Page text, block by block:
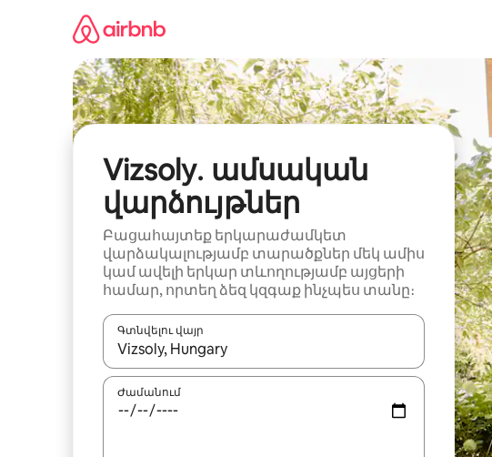
բովանդակությանը
Vizsoly․ ամսական
վարձույթներ
Բացահայտեք երկարաժամկետ
վարձակալությամբ տարածքներ մեկ ամիս
կամ ավելի երկար տևողությամբ այցերի
համար, որտեղ ձեզ կզգաք ինչպես տանը։
Գտնվելու վայր
Երբ արդյունքները հասանելի լինեն, սլաքների
Ժամանում